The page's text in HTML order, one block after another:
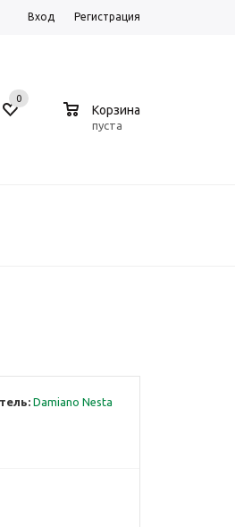
Вход Регистрация
0
Корзина
пуста
Damiano Nesta